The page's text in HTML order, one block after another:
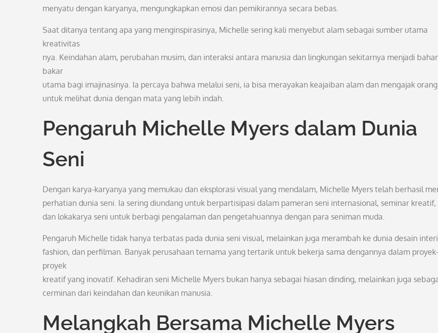
menyatu dengan karyanya, mengungkapkan emosi dan pemikirannya secara bebas.
Saat ditanya tentang apa yang menginspirasinya, Michelle sering kali menyebut alam sebagai sumber utama
kreativitas
nya. Keindahan alam, perubahan musim, dan interaksi antara manusia dan lingkungan sekitarnya menjadi
bakar
utama bagi imajinasinya. Ia percaya bahwa melalui seni, ia bisa merayakan keajaiban alam dan mengajak
untuk melihat dunia dengan mata yang lebih indah.
Pengaruh Michelle Myers dalam Dunia
Seni
Dengan karya-karyanya yang memukau dan eksplorasi visual yang mendalam, Michelle Myers telah berhasil
perhatian dunia seni. Ia sering diundang untuk berpartisipasi dalam pameran seni internasional, seminar kreatif,
dan lokakarya seni untuk berbagi pengalaman dan pengetahuannya dengan para seniman muda.
Pengaruh Michelle tidak hanya terbatas pada dunia seni visual, melainkan juga merambah ke dunia desain
fashion, dan perfilman. Banyak perusahaan ternama yang tertarik untuk bekerja sama dengannya dalam proyek-
proyek
kreatif yang inovatif. Kehadiran seni Michelle Myers bukan hanya sebagai hiasan dinding, melainkan juga
cerminan dari keindahan dan keunikan manusia.
Melangkah Bersama Michelle Myers